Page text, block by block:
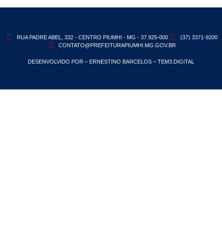
RUA PADRE ABEL, 332 - CENTRO PIUMHI - MG - 37.925-000
(37) 3371-9200
CONTATO@PREFEITURAPIUMHI.MG.GOV.BR
DESENVOLVIDO POR – ERNESTINO BARCELOS – TEM3.DIGITAL